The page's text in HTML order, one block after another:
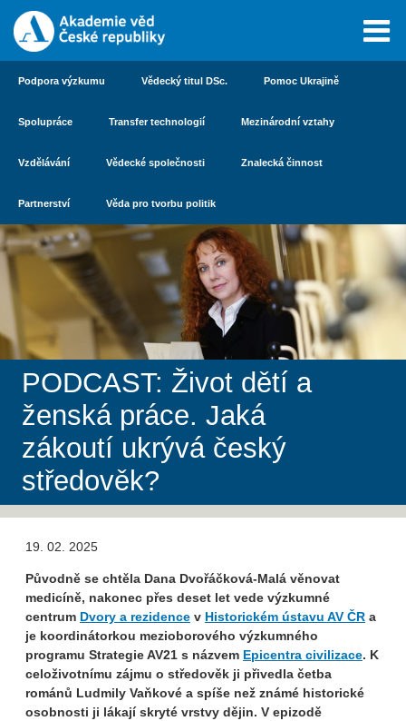
Podpora výzkumu Vědecký titul DSc. Pomoc Ukrajině
Spolupráce Transfer technologií Mezinárodní vztahy
Vzdělávání Vědecké společnosti Znalecká činnost
Partnerství Věda pro tvorbu politik
PODCAST: Život dětí a
ženská práce. Jaká
zákoutí ukrývá český
středověk?
19. 02. 2025
Původně se chtěla Dana Dvořáčková-Malá věnovat
medicíně, nakonec přes deset let vede výzkumné
centrum Dvory a rezidence v Historickém ústavu AV ČR a
je koordinátorkou mezioborového výzkumného
programu Strategie AV21 s názvem Epicentra civilizace. K
celoživotnímu zájmu o středověk ji přivedla četba
románů Ludmily Vaňkové a spíše než známé historické
osobnosti ji lákají skryté vrstvy dějin. V epizodě